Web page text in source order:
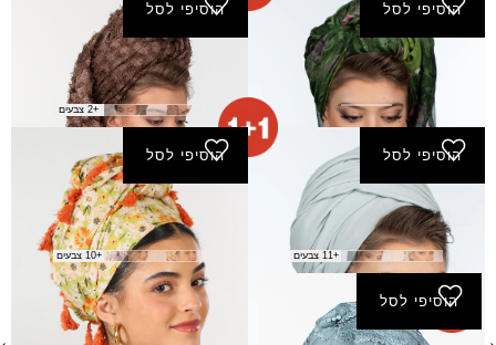
הוסיפי לסל
צעיף אביבית
₪150.00
הוסיפי לסל
צעיף אביחי
₪100.00
+2 צבעים
הוסיפי לסל
צעיף בארי
₪
140.00
+11 צבעים
הוסיפי לסל
צעיף בטי
₪80.00
+10 צבעים
הוסיפי לסל